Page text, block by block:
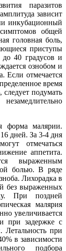
паразитов
зависит
инкубационный
общей
головная боль,
приступы
до 40 градусов и
ознобом и
Если отмечается
время
следует подумать
форма малярии.
дней. За 3-4 дня
отмечаться
аппетита.
выраженным
болью. В ряде
Лихорадка в
без выраженных
При поздней
малярия
увеличивается
при задержке с
Летальность при
в зависимости
подбора